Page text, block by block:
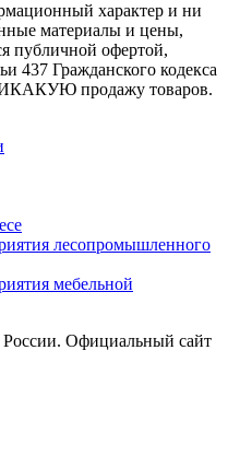
характер и ни
материалы и цены,
публичной офертой,
437 Гражданского кодекса
продажу товаров.
лесопромышленного
мебельной
Официальный сайт